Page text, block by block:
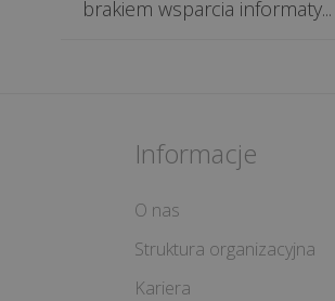
brakiem wsparcia informaty...
Informacje
O nas
Struktura organizacyjna
Kariera